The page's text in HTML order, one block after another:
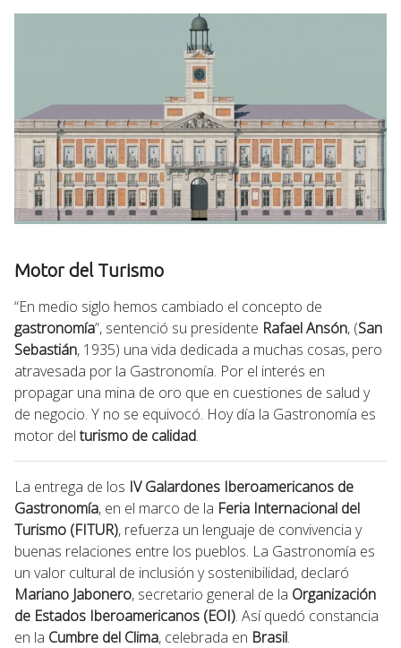
Motor del Turismo
“En medio siglo hemos cambiado el concepto de
gastronomía”, sentenció su presidente Rafael Ansón, (San
Sebastián, 1935) una vida dedicada a muchas cosas, pero
atravesada por la Gastronomía. Por el interés en
propagar una mina de oro que en cuestiones de salud y
de negocio. Y no se equivocó. Hoy día la Gastronomía es
motor delturismo de calidad.
La entrega de los IV Galardones Iberoamericanos de
Gastronomía, en el marco de la Feria Internacional del
Turismo (FITUR), refuerza un lenguaje de convivencia y
buenas relaciones entre los pueblos. La Gastronomía es
un valor cultural de inclusión y sostenibilidad, declaró
Mariano Jabonero, secretario general de la Organización
de Estados Iberoamericanos (EOI). Así quedó constancia
en la Cumbre del Clima, celebrada en Brasil.